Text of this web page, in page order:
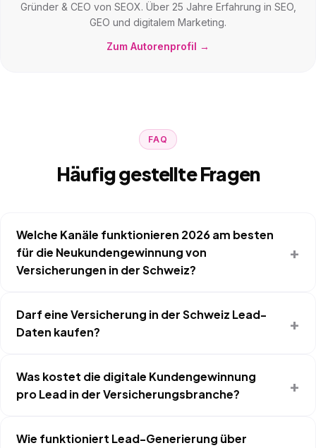
Gründer & CEO von SEOX. Über 25 Jahre Erfahrung in SEO,
GEO und digitalem Marketing.
Zum Autorenprofil →
FAQ
Häufig gestellte Fragen
Welche Kanäle funktionieren 2026 am besten
für die Neukundengewinnung von
Versicherungen in der Schweiz?
Darf eine Versicherung in der Schweiz Lead-
Daten kaufen?
Was kostet die digitale Kundengewinnung
pro Lead in der Versicherungsbranche?
Wie funktioniert Lead-Generierung über